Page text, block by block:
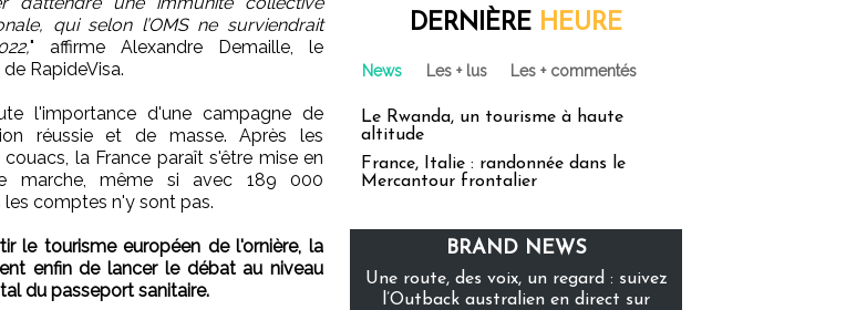
qui selon l’OMS ne surviendrait
" affirme Alexandre Demaille, le
RapideVisa.
l'importance d'une campagne de
réussie et de masse. Après les
couacs, la France paraît s'être mise en
marche, même si avec 189 000
les comptes n'y sont pas.
le tourisme européen de l'ornière, la
enfin de lancer le débat au niveau
du passeport sanitaire.
DERNIÈRE HEURE
News Les + lus Les + commentés
Le Rwanda, un tourisme à haute
altitude
France, Italie : randonnée dans le
Mercantour frontalier
BRAND NEWS
Une route, des voix, un regard : suivez
l’Outback australien en direct sur